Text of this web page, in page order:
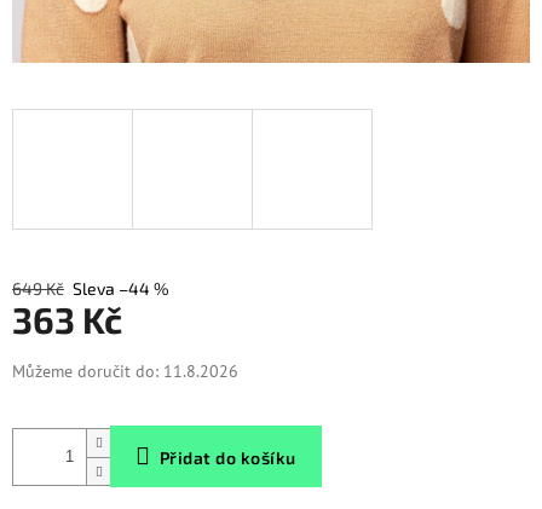
649 Kč –44 %
363 Kč
Měrná
cena:
Můžeme doručit do: 11.8.2026
Přidat do košíku